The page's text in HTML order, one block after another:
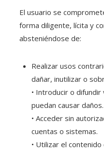
El usuario se
forma diligente, lícita y
absteniéndose de:
Realizar usos
dañar, inutilizar o
• Introducir o
puedan causar daños.
• Acceder sin
cuentas o sistemas.
• Utilizar el